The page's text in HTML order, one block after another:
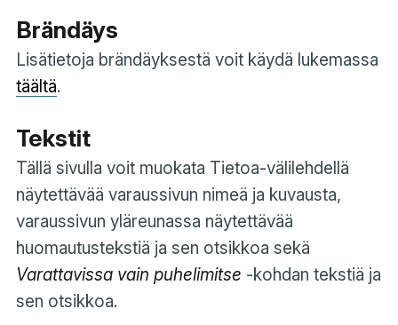
Brändäys
Lisätietoja brändäyksestä voit käydä lukemassa
täältä.
Tekstit
Tällä sivulla voit muokata Tietoa-välilehdellä
näytettävää varaussivun nimeä ja kuvausta,
varaussivun yläreunassa näytettävää
huomautustekstiä ja sen otsikkoa sekä
Varattavissa vain puhelimitse -kohdan tekstiä ja
sen otsikkoa.